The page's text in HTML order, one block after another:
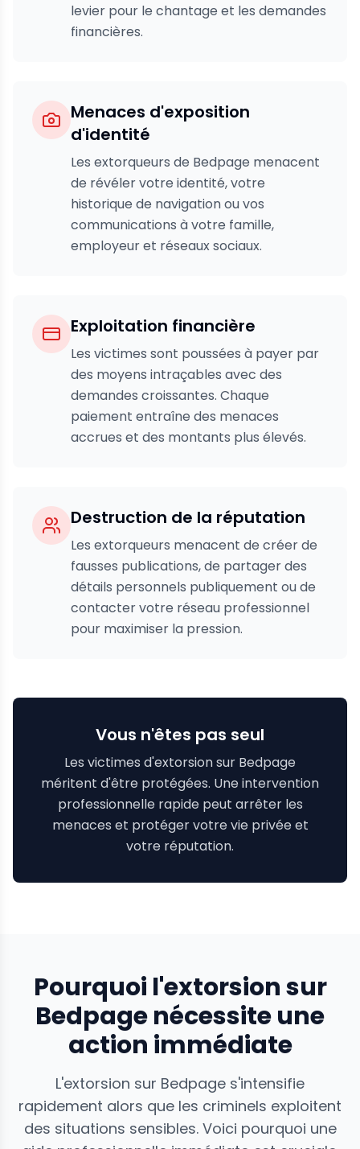
levier pour le chantage et les demandes
financières.
Menaces d'exposition
d'identité
Les extorqueurs de Bedpage menacent
de révéler votre identité, votre
historique de navigation ou vos
communications à votre famille,
employeur et réseaux sociaux.
Exploitation financière
Les victimes sont poussées à payer par
des moyens intraçables avec des
demandes croissantes. Chaque
paiement entraîne des menaces
accrues et des montants plus élevés.
Destruction de la réputation
Les extorqueurs menacent de créer de
fausses publications, de partager des
détails personnels publiquement ou de
contacter votre réseau professionnel
pour maximiser la pression.
Vous n'êtes pas seul
Les victimes d'extorsion sur Bedpage
méritent d'être protégées. Une intervention
professionnelle rapide peut arrêter les
menaces et protéger votre vie privée et
votre réputation.
Pourquoi l'extorsion sur
Bedpage nécessite une
action immédiate
L'extorsion sur Bedpage s'intensifie
rapidement alors que les criminels exploitent
des situations sensibles. Voici pourquoi une